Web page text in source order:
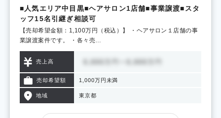
■人気エリア中目黒■ヘアサロン1店舗■事業譲渡■スタ
ッフ15名引継ぎ相談可
【売却希望金額：1,100万円（税込）】 ・ヘアサロン１店舗の事
業譲渡案件です。 ・各々売…
売上高
売却希望額 1,000万円未満
地域 東京都